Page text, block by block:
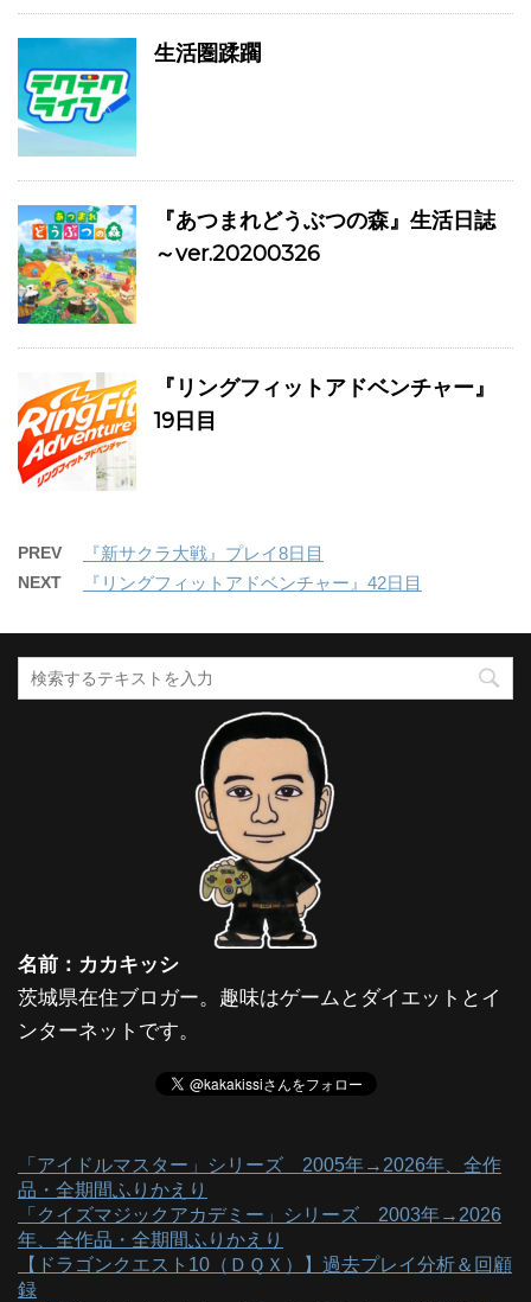
生活圏蹂躙
『あつまれどうぶつの森』生活日誌
～ver.20200326
『リングフィットアドベンチャー』
19日目
PREV 『新サクラ大戦』プレイ8日目
NEXT 『リングフィットアドベンチャー』42日目
名前：カカキッシ
茨城県在住ブロガー。趣味はゲームとダイエットとイ
ンターネットです。
「アイドルマスター」シリーズ 2005年→2026年、全作
品・全期間ふりかえり
「クイズマジックアカデミー」シリーズ 2003年→2026
年、全作品・全期間ふりかえり
【ドラゴンクエスト10（ＤＱＸ）】過去プレイ分析＆回顧
録